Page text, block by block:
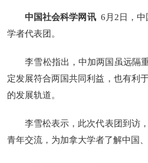
中国社会科学网讯6月2日，中
学者代表团。
李雪松指出，中加两国虽远隔重
定发展符合两国共同利益，也有利
的发展轨道。
李雪松表示，此次代表团到访，
青年交流，为加拿大学者了解中国